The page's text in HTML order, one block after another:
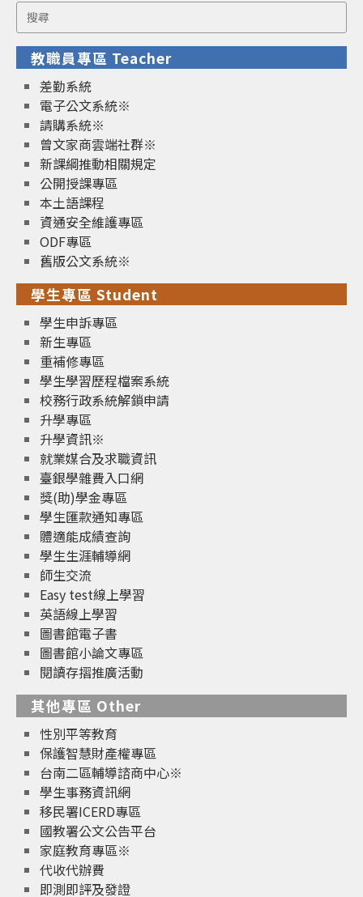
Search
for:
教職員專區 Teacher
差勤系統
電子公文系統※
請購系統※
曾文家商雲端社群※
新課綱推動相關規定
公開授課專區
本土語課程
資通安全維護專區
ODF專區
舊版公文系統※
學生專區 Student
學生申訴專區
新生專區
重補修專區
學生學習歷程檔案系統
校務行政系統解鎖申請
升學專區
升學資訊※
就業媒合及求職資訊
臺銀學雜費入口網
獎(助)學金專區
學生匯款通知專區
體適能成績查詢
學生生涯輔導網
師生交流
Easy test線上學習
英語線上學習
圖書館電子書
圖書館小論文專區
閱讀存摺推廣活動
其他專區 Other
性別平等教育
保護智慧財產權專區
台南二區輔導諮商中心※
學生事務資訊網
移民署ICERD專區
國教署公文公告平台
家庭教育專區※
代收代辦費
即測即評及發證